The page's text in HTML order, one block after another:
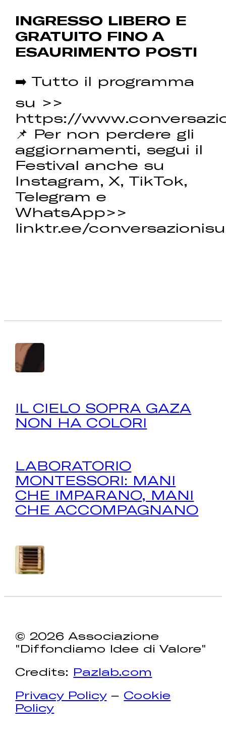
INGRESSO LIBERO E
GRATUITO FINO A
ESAURIMENTO POSTI
➡️ Tutto il programma
su >>
https://
📌 Per non perdere gli
aggiornamenti, segui il
Festival anche su
Instagram, X, TikTok,
Telegram e
WhatsApp>>
linktr.ee/
IL CIELO SOPRA GAZA
NON HA COLORI
LABORATORIO
MONTESSORI: MANI
CHE IMPARANO, MANI
CHE ACCOMPAGNANO
© 2026 Associazione
"Diffondiamo Idee di Valore"
Credits: Pazlab.com
Privacy Policy– Cookie
Policy